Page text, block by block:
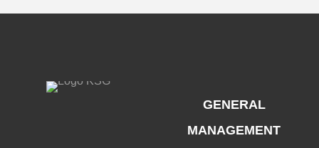
GENERAL
MANAGEMENT